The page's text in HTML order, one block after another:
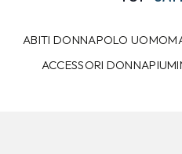
ABITI DONNAPOLO UOMO
ACCESSORI DONNA